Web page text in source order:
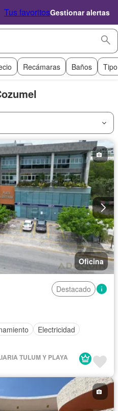
Tus favoritosGestionar alertas
Recámaras Baños
Oficina
Destacado
Electricidad
TULUM Y PLAYA